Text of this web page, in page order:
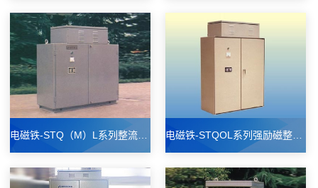
电磁铁-STQ（M）L系列整流控制设备 电磁铁-STQOL系列强励磁整流控制设备